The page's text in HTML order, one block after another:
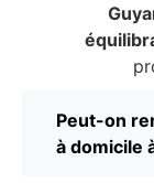
Peut-on
à domicile